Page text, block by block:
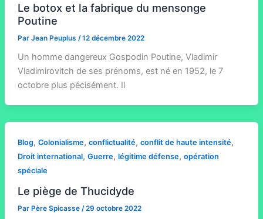
Le botox et la fabrique du mensonge
Poutine
Par Jean Peuplus /12 décembre 2022
Un homme dangereux Gospodin Poutine, Vladimir
Vladimirovitch de ses prénoms, est né en 1952, le 7
octobre plus pécisément. Il
Blog, Colonialisme, conflictualité, conflit de haute intensité,
Droit international, Guerre, légitime défense, opération
spéciale
Le piège de Thucidyde
Par Père Spicasse /29 octobre 2022